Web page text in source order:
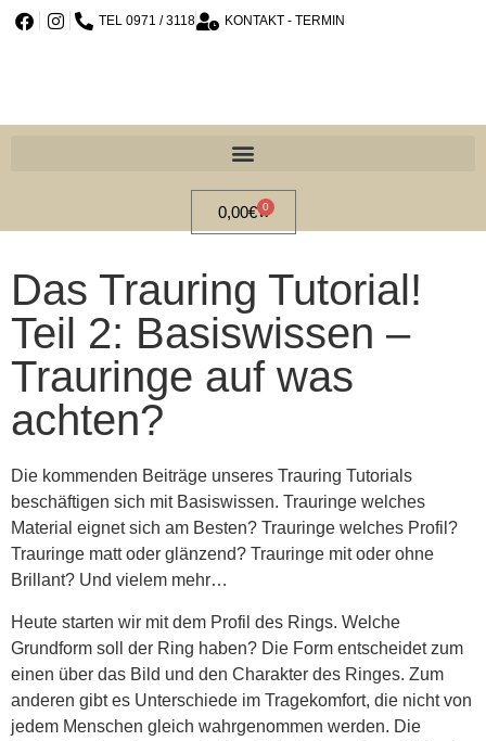
TEL 0971 / 3118 KONTAKT - TERMIN
0,00€ 0
Das Trauring Tutorial!
Teil 2: Basiswissen –
Trauringe auf was
achten?
Die kommenden Beiträge unseres Trauring Tutorials
beschäftigen sich mit Basiswissen. Trauringe welches
Material eignet sich am Besten? Trauringe welches Profil?
Trauringe matt oder glänzend? Trauringe mit oder ohne
Brillant? Und vielem mehr…
Heute starten wir mit dem Profil des Rings. Welche
Grundform soll der Ring haben? Die Form entscheidet zum
einen über das Bild und den Charakter des Ringes. Zum
anderen gibt es Unterschiede im Tragekomfort, die nicht von
jedem Menschen gleich wahrgenommen werden. Die